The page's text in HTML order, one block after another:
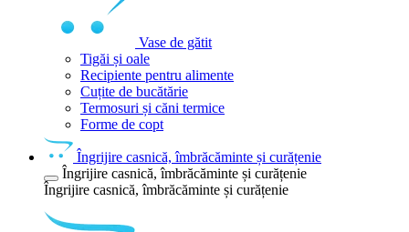
Vase de gătit
Tigăi și oale
Recipiente pentru alimente
Cuțite de bucătărie
Termosuri și căni termice
Forme de copt
Îngrijire casnică, îmbrăcăminte și curățenie
Îngrijire casnică, îmbrăcăminte și curățenie
Îngrijire casnică, îmbrăcăminte și curățenie